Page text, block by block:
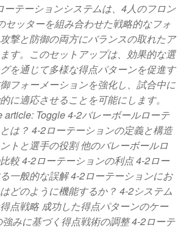
ーテーションシステムは、4人のフロン
セッターを組み合わせた戦略的なフォ
撃と防御の両方にバランスの取れたア
す。このセットアップは、効果的な選
を通じて多様な得点パターンを促進す
フォーメーションを強化し、試合中に
に適応させることを可能にします。
article: Toggle 4-2バレーボールローテ
は？ 4-2ローテーションの定義と構造
トと選手の役割 他のバレーボールロ
較 4-2ローテーションの利点 4-2ロー
一般的な誤解 4-2ローテーションにお
どのように機能するか？ 4-2システム
点戦略 成功した得点パターンのケー
みに基づく得点戦術の調整 4-2ローテ